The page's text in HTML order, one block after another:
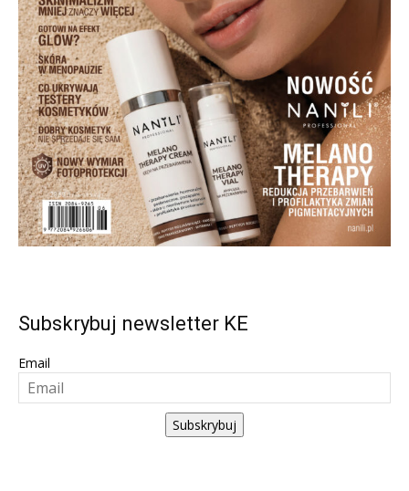
Subskrybuj newsletter KE
Email
Subskrybuj